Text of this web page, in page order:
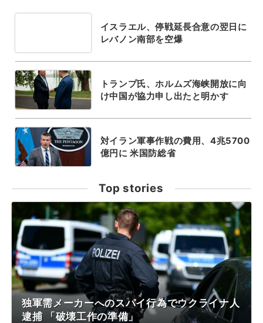
イスラエル、停戦延長合意の翌日に
レバノン南部を空爆
トランプ氏、ホルムズ海峡開放に向
け中国が協力申し出たと明かす
対イラン軍事作戦の費用、4兆5700
億円に 米国防総省
Top stories
独軍需メーカーへのスパイ行為でウクライナ人
逮捕 「破壊工作の準備」